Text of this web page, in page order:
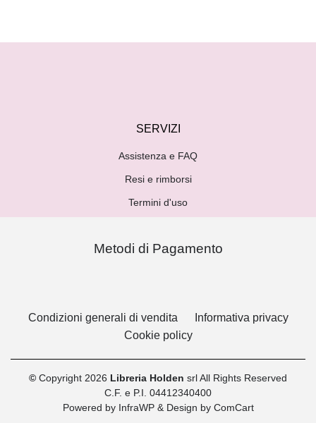
SERVIZI
Assistenza e FAQ
Resi e rimborsi
Termini d'uso
Metodi di Pagamento
Condizioni generali di vendita
Informativa privacy
Cookie policy
© Copyright 2026 Libreria Holden srl All Rights Reserved
C.F. e P.I. 04412340400
Powered by InfraWP& Design by ComCart